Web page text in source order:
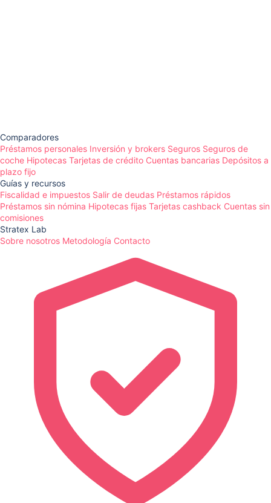
Comparadores
Préstamos personales Inversión y brokers Seguros Seguros de
coche Hipotecas Tarjetas de crédito Cuentas bancarias Depósitos a
plazo fijo
Guías y recursos
Fiscalidad e impuestos Salir de deudas Préstamos rápidos
Préstamos sin nómina Hipotecas fijas Tarjetas cashback Cuentas sin
comisiones
Stratex Lab
Sobre nosotros Metodología Contacto